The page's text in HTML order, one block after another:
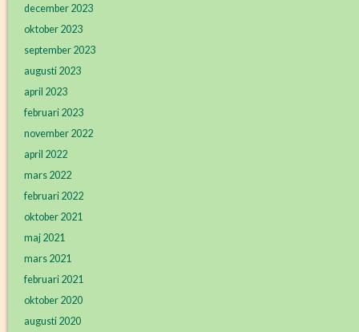
december 2023
oktober 2023
september 2023
augusti 2023
april 2023
februari 2023
november 2022
april 2022
mars 2022
februari 2022
oktober 2021
maj 2021
mars 2021
februari 2021
oktober 2020
augusti 2020